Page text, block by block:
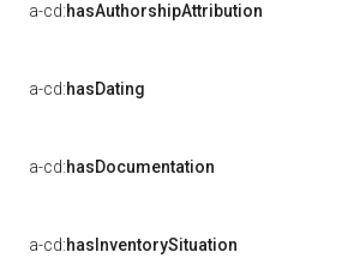
a-cd:hasAuthorshipAttribution
a-cd:hasDating
a-cd:hasDocumentation
a-cd:hasInventorySituation